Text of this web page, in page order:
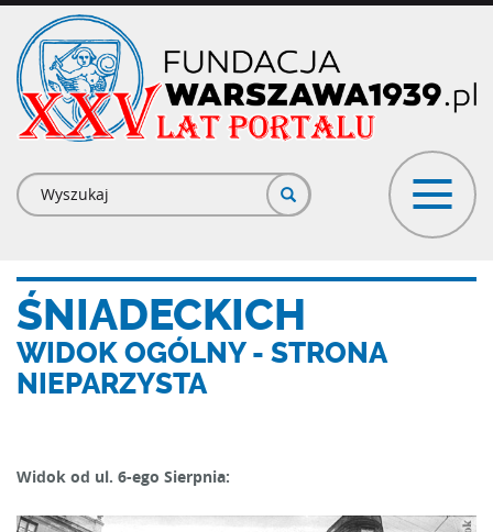
Przejdź
treści
Formularz
wyszukiwania
ŚNIADECKICH
WIDOK OGÓLNY - STRONA
NIEPARZYSTA
Widok od ul. 6-ego Sierpnia: